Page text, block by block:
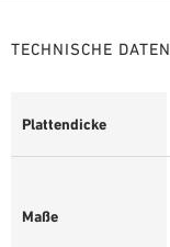
TECHNISCHE DATEN
Plattendicke
Maße